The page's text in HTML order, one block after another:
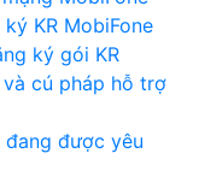
KR MobiFone
ký gói KR
cú pháp hỗ trợ
đang được yêu